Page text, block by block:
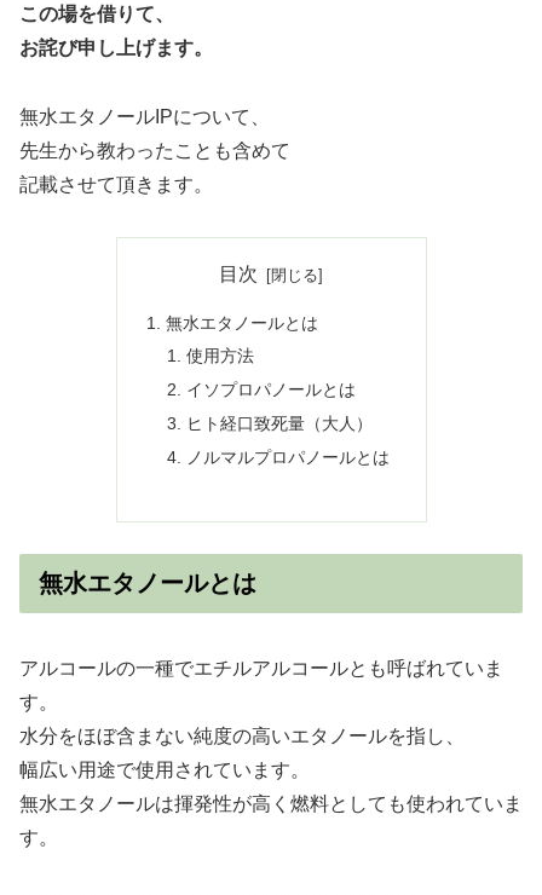
この場を借りて、
お詫び申し上げます。
無水エタノールIPについて、
先生から教わったことも含めて
記載させて頂きます。
目次
無水エタノールとは
使用方法
イソプロパノールとは
ヒト経口致死量（大人）
ノルマルプロパノールとは
無水エタノールとは
アルコールの一種でエチルアルコールとも呼ばれていま
す。
水分をほぼ含まない純度の高いエタノールを指し、
幅広い用途で使用されています。
無水エタノールは揮発性が高く燃料としても使われていま
す。